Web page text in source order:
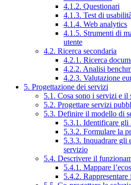
4.1.2. Questionari
4.1.3. Test di usabilità
4.1.4. Web analytics
4.1.5. Strumenti di
utente
4.2. Ricerca secondaria
4.2.1. Ricerca
4.2.2. Analisi
4.2.3. Valutazione
5. Progettazione dei servizi
5.1. Cosa sono i servizi e il
5.2. Progettare servizi
5.3. Definire il modello di
5.3.1. Identificare
5.3.2. Formulare la
5.3.3. Inquadrare gli
servizio
5.4. Descrivere il
5.4.1. Mappare
5.4.2.